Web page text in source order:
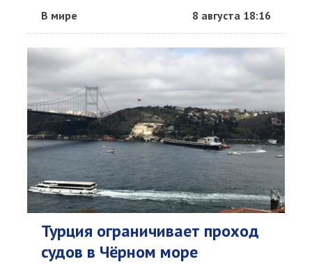
В мире 8 августа 18:16
Турция ограничивает проход
судов в Чёрном море